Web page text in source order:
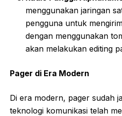
menggunakan jaringan
pengguna untuk
dengan menggunakan
akan melakukan editing
Pager di Era Modern
Di era modern, pager sudah
teknologi komunikasi telah